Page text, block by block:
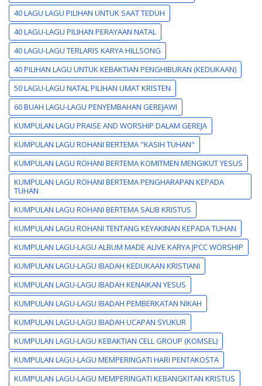
40 LAGU LAGU PILIHAN UNTUK SAAT TEDUH
40 LAGU-LAGU PILIHAN PERAYAAN NATAL
40 LAGU-LAGU TERLARIS KARYA HILLSONG
40 PILIHAN LAGU UNTUK KEBAKTIAN PENGHIBURAN (KEDUKAAN)
50 LAGU-LAGU NATAL PILIHAN UMAT KRISTEN
60 BUAH LAGU-LAGU PENYEMBAHAN GEREJAWI
KUMPULAN LAGU PRAISE AND WORSHIP DALAM GEREJA
KUMPULAN LAGU ROHANI BERTEMA "KASIH TUHAN"
KUMPULAN LAGU ROHANI BERTEMA KOMITMEN MENGIKUT YESUS
KUMPULAN LAGU ROHANI BERTEMA PENGHARAPAN KEPADA
TUHAN
KUMPULAN LAGU ROHANI BERTEMA SALIB KRISTUS
KUMPULAN LAGU ROHANI TENTANG KEYAKINAN KEPADA TUHAN
KUMPULAN LAGU-LAGU ALBUM MADE ALIVE KARYA JPCC WORSHIP
KUMPULAN LAGU-LAGU IBADAH KEDUKAAN KRISTIANI
KUMPULAN LAGU-LAGU IBADAH KENAIKAN YESUS
KUMPULAN LAGU-LAGU IBADAH PEMBERKATAN NIKAH
KUMPULAN LAGU-LAGU IBADAH UCAPAN SYUKUR
KUMPULAN LAGU-LAGU KEBAKTIAN CELL GROUP (KOMSEL)
KUMPULAN LAGU-LAGU MEMPERINGATI HARI PENTAKOSTA
KUMPULAN LAGU-LAGU MEMPERINGATI KEBANGKITAN KRISTUS